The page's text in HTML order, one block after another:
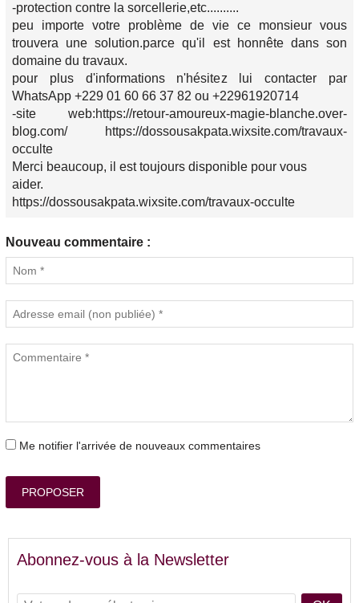
-protection contre la sorcellerie,etc..........
peu importe votre problème de vie ce monsieur vous
trouvera une solution.parce qu'il est honnête dans son
domaine du travaux.
pour plus d'informations n'hésitez lui contacter par
WhatsApp +229 01 60 66 37 82 ou +22961920714
-site web:https://retour-amoureux-magie-blanche.over-
blog.com/ https://dossousakpata.wixsite.com/travaux-
occulte
Merci beaucoup, il est toujours disponible pour vous
aider.
https://dossousakpata.wixsite.com/travaux-occulte
Nouveau commentaire :
Me notifier l'arrivée de nouveaux commentaires
PROPOSER
Abonnez-vous à la Newsletter